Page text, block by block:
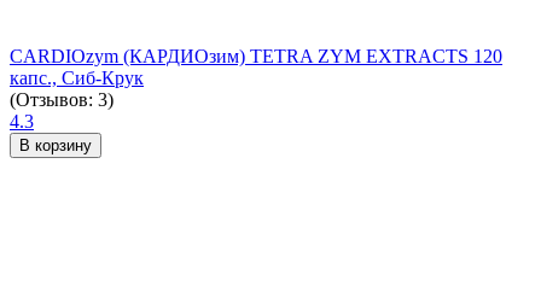
CARDIOzym (КАРДИОзим) TETRA ZYM EXTRACTS 120
капс., Сиб-Крук
(Отзывов: 3)
4.3
В корзину